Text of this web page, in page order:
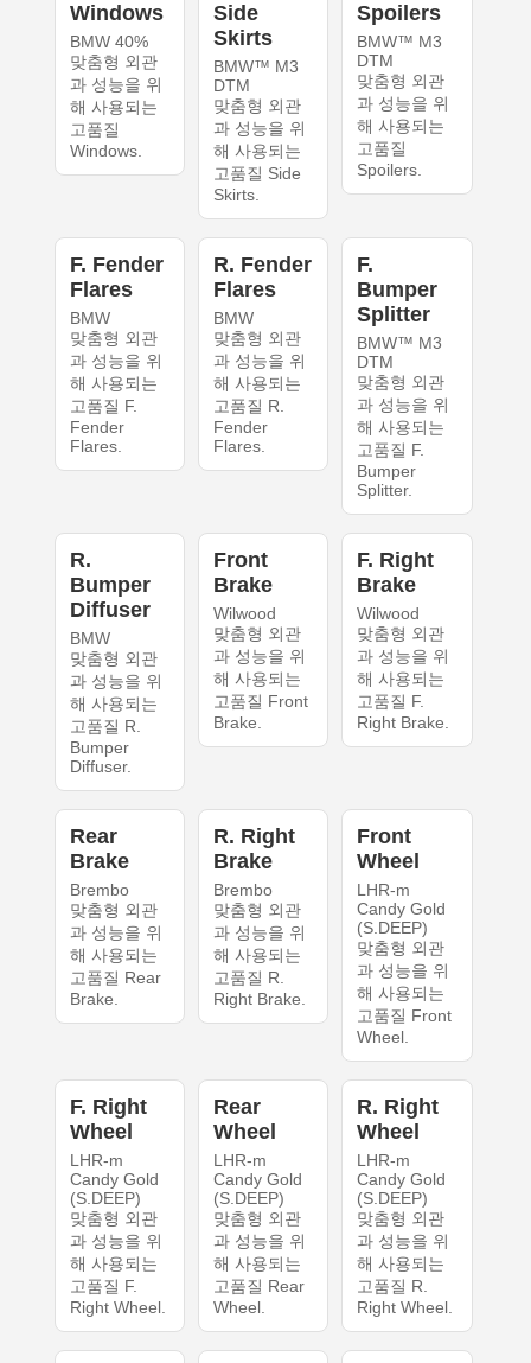
Windows
BMW 40%
맞춤형 외관
과 성능을 위
해 사용되는
고품질
Windows.
Side
Skirts
BMW™ M3
DTM
맞춤형 외관
과 성능을 위
해 사용되는
고품질 Side
Skirts.
Spoilers
BMW™ M3
DTM
맞춤형 외관
과 성능을 위
해 사용되는
고품질
Spoilers.
F. Fender
Flares
BMW
맞춤형 외관
과 성능을 위
해 사용되는
고품질 F.
Fender
Flares.
R. Fender
Flares
BMW
맞춤형 외관
과 성능을 위
해 사용되는
고품질 R.
Fender
Flares.
F.
Bumper
Splitter
BMW™ M3
DTM
맞춤형 외관
과 성능을 위
해 사용되는
고품질 F.
Bumper
Splitter.
R.
Bumper
Diffuser
BMW
맞춤형 외관
과 성능을 위
해 사용되는
고품질 R.
Bumper
Diffuser.
Front
Brake
Wilwood
맞춤형 외관
과 성능을 위
해 사용되는
고품질 Front
Brake.
F. Right
Brake
Wilwood
맞춤형 외관
과 성능을 위
해 사용되는
고품질 F.
Right Brake.
Rear
Brake
Brembo
맞춤형 외관
과 성능을 위
해 사용되는
고품질 Rear
Brake.
R. Right
Brake
Brembo
맞춤형 외관
과 성능을 위
해 사용되는
고품질 R.
Right Brake.
Front
Wheel
LHR-m
Candy Gold
(S.DEEP)
맞춤형 외관
과 성능을 위
해 사용되는
고품질 Front
Wheel.
F. Right
Wheel
LHR-m
Candy Gold
(S.DEEP)
맞춤형 외관
과 성능을 위
해 사용되는
고품질 F.
Right Wheel.
Rear
Wheel
LHR-m
Candy Gold
(S.DEEP)
맞춤형 외관
과 성능을 위
해 사용되는
고품질 Rear
Wheel.
R. Right
Wheel
LHR-m
Candy Gold
(S.DEEP)
맞춤형 외관
과 성능을 위
해 사용되는
고품질 R.
Right Wheel.